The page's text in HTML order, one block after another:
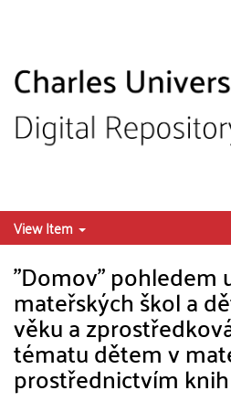
View Item
"Domov" pohledem
mateřských škol a
věku a
tématu dětem v
prostřednictvím knih